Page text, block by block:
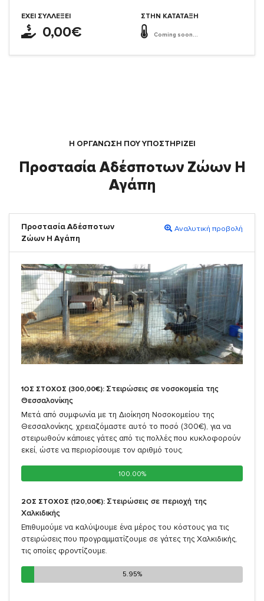
ΈΧΕΙ ΣΥΛΛΈΞΕΙ
0,00€
ΣΤΗΝ ΚΑΤΆΤΑΞΗ
Coming soon...
Η ΟΡΓΆΝΩΣΗ ΠΟΥ ΥΠΟΣΤΗΡΙΖΕΙ
Προστασία Αδέσποτων Ζώων Η
Αγάπη
Προστασία Αδέσποτων
Ζώων Η Αγάπη
Αναλυτική προβολή
1ΟΣ ΣΤΟΧΟΣ (300,00€): Στειρώσεις σε νοσοκομεία της
Θεσσαλονίκης
Μετά από συμφωνία με τη Διοίκηση Νοσοκομείου της
Θεσσαλονίκης, χρειαζόμαστε αυτό το ποσό (300€), για να
στειρωθούν κάποιες γάτες από τις πολλές που κυκλοφορούν
εκεί, ώστε να περιορίσουμε τον αριθμό τους.
100.00%
100.00%
2ΟΣ ΣΤΟΧΟΣ (120,00€): Στειρώσεις σε περιοχή της
Χαλκιδικής
Επιθυμούμε να καλύψουμε ένα μέρος του κόστους για τις
στειρώσεις που προγραμματίζουμε σε γάτες της Χαλκιδικής,
τις οποίες φροντίζουμε.
5.95%
5.95%